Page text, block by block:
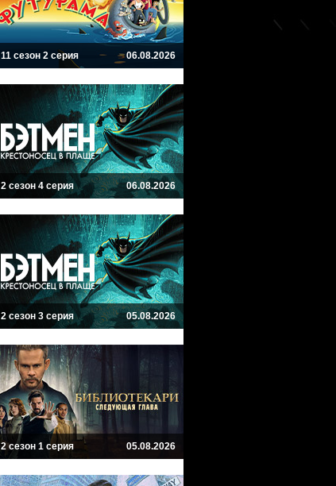
11 сезон 2 серия 06.08.2026
2 сезон 4 серия 06.08.2026
2 сезон 3 серия 05.08.2026
2 сезон 1 серия 05.08.2026